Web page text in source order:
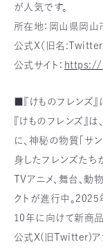
が人気です。
所在地：岡山県岡
公式X（旧名:Twitter
公式サイト： https://
■『けものフレンズ
『けものフレンズ』
に、神秘の物質「サ
身したフレンズたち
TVアニメ、舞台、動
クトが進行中。
10年に向けて新商品
公式X(旧Twitter)ア